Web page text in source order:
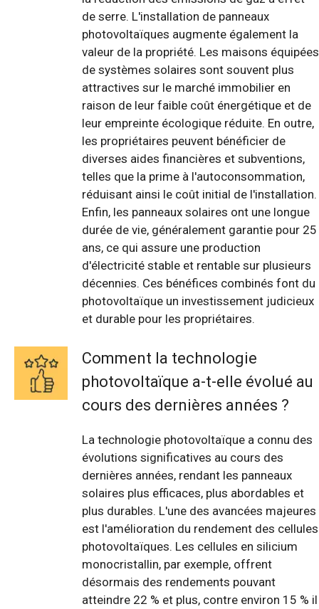
de serre. L'installation de panneaux
photovoltaïques augmente également la
valeur de la propriété. Les maisons équipées
de systèmes solaires sont souvent plus
attractives sur le marché immobilier en
raison de leur faible coût énergétique et de
leur empreinte écologique réduite. En outre,
les propriétaires peuvent bénéficier de
diverses aides financières et subventions,
telles que la prime à l'autoconsommation,
réduisant ainsi le coût initial de l'installation.
Enfin, les panneaux solaires ont une longue
durée de vie, généralement garantie pour 25
ans, ce qui assure une production
d'électricité stable et rentable sur plusieurs
décennies. Ces bénéfices combinés font du
photovoltaïque un investissement judicieux
et durable pour les propriétaires.
Comment la technologie
photovoltaïque a-t-elle évolué au
cours des dernières années ?
La technologie photovoltaïque a connu des
évolutions significatives au cours des
dernières années, rendant les panneaux
solaires plus efficaces, plus abordables et
plus durables. L'une des avancées majeures
est l'amélioration du rendement des cellules
photovoltaïques. Les cellules en silicium
monocristallin, par exemple, offrent
désormais des rendements pouvant
atteindre 22 % et plus, contre environ 15 % il